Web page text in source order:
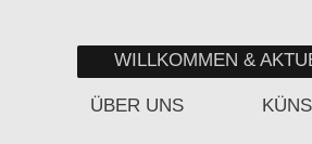
WILLKOMMEN &
ÜBER UNS